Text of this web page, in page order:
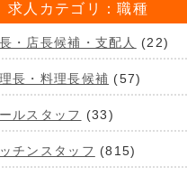
求人カテゴリ：職種
・店長候補・支配人 (22)
長・料理長候補 (57)
ルスタッフ (33)
チンスタッフ (815)